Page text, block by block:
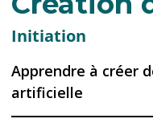
Initiation
Apprendre à créer
artificielle